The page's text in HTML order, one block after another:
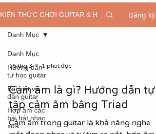
KIẾN THỨC CHƠI GUITAR & HỢP ÂM Đăng ký
Danh Mục
Hướng dẫn
tự học guitar
Bài viết về
đàn guitar
Hợp âm các
bài hát nhạc
xưa
Danh Mục
15 thg 3 1 phút đọc
Cảm âm là gì? Hướng dẫn tự
tập cảm âm bằng Triad
Cảm âm trong guitar là khả năng nghe